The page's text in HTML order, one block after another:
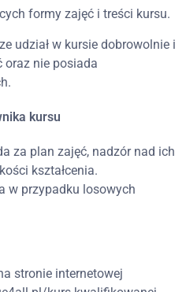
formy zajęć i treści kursu.
udział w kursie dobrowolnie i
oraz nie posiada
kursu
za plan zajęć, nadzór nad ich
kształcenia.
w przypadku losowych
stronie internetowej